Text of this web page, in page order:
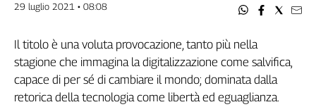
Fp
Slc
Spi
Inca
Caaf
29 luglio 2021 • 08:08
Il titolo è una voluta provocazione, tanto più nella
stagione che immagina la digitalizzazione come salvifica,
capace di per sé di cambiare il mondo; dominata dalla
retorica della tecnologia come libertà ed eguaglianza.